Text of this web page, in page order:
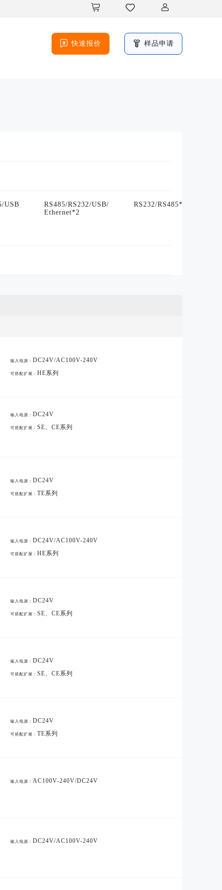
  
 快速报价  样品申请
USB
RS485/RS232/USB/
Ethernet*2
RS232/RS485*2/USB/
输入电源： DC24V/AC100V-240V
可搭配扩展： HE系列
输入电源： DC24V
可搭配扩展： SE、CE系列
输入电源： DC24V
可搭配扩展： TE系列
输入电源： DC24V/AC100V-240V
可搭配扩展： HE系列
输入电源： DC24V
可搭配扩展： SE、CE系列
输入电源： DC24V
可搭配扩展： SE、CE系列
输入电源： DC24V
可搭配扩展： TE系列
输入电源： AC100V-240V/DC24V
输入电源： DC24V/AC100V-240V